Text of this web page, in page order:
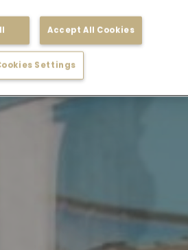
Accept All Cookies
Settings